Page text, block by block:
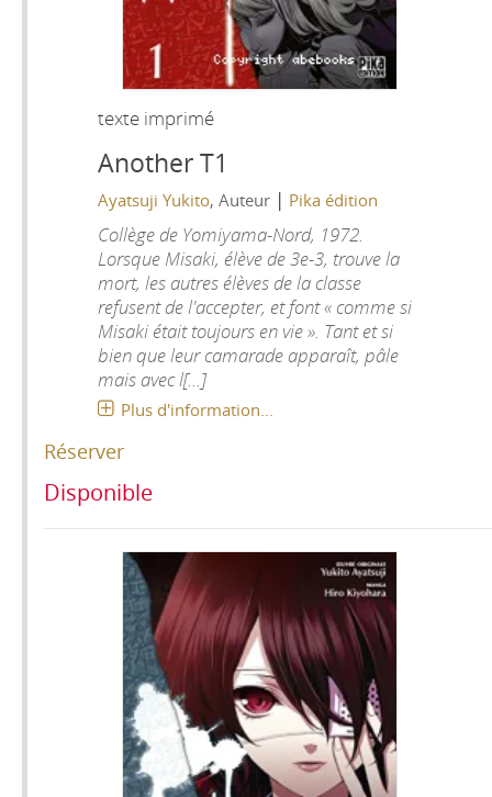
texte imprimé
Another T1
Ayatsuji Yukito, Auteur | Pika édition
Collège de Yomiyama-Nord, 1972.
Lorsque Misaki, élève de 3e-3, trouve la
mort, les autres élèves de la classe
refusent de l'accepter, et font « comme si
Misaki était toujours en vie ». Tant et si
bien que leur camarade apparaît, pâle
mais avec l[...]
Plus d'information...
Réserver
Disponible